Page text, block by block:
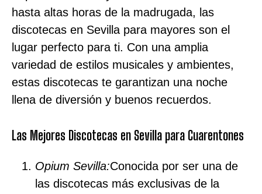
hasta altas horas de la madrugada, las
discotecas en Sevilla para mayores son el
lugar perfecto para ti. Con una amplia
variedad de estilos musicales y ambientes,
estas discotecas te garantizan una noche
llena de diversión y buenos recuerdos.
Las Mejores Discotecas en Sevilla para Cuarentones
Opium Sevilla:Conocida por ser una de
las discotecas más exclusivas de la